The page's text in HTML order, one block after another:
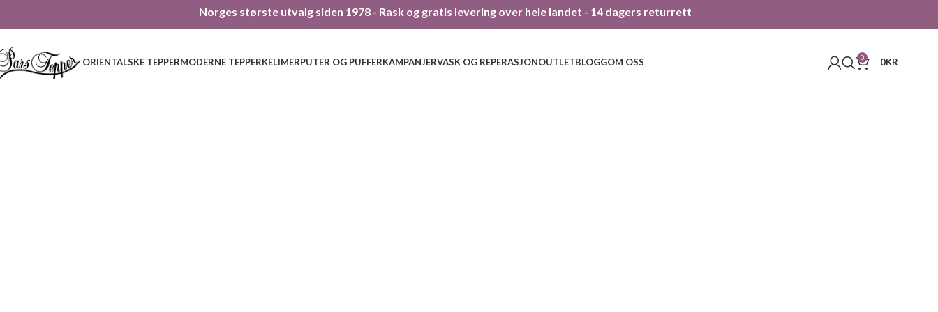
Norges største utvalg siden 1978 - Rask og gratis levering over hele landet - 14 dagers returrett
ORIENTALSKE TEPPERMODERNE TEPPERKELIMERPUTER OG PUFFERKAMPANJERVASK OG REPERASJONOUTLETBLOGGOM OSS 0 0KR